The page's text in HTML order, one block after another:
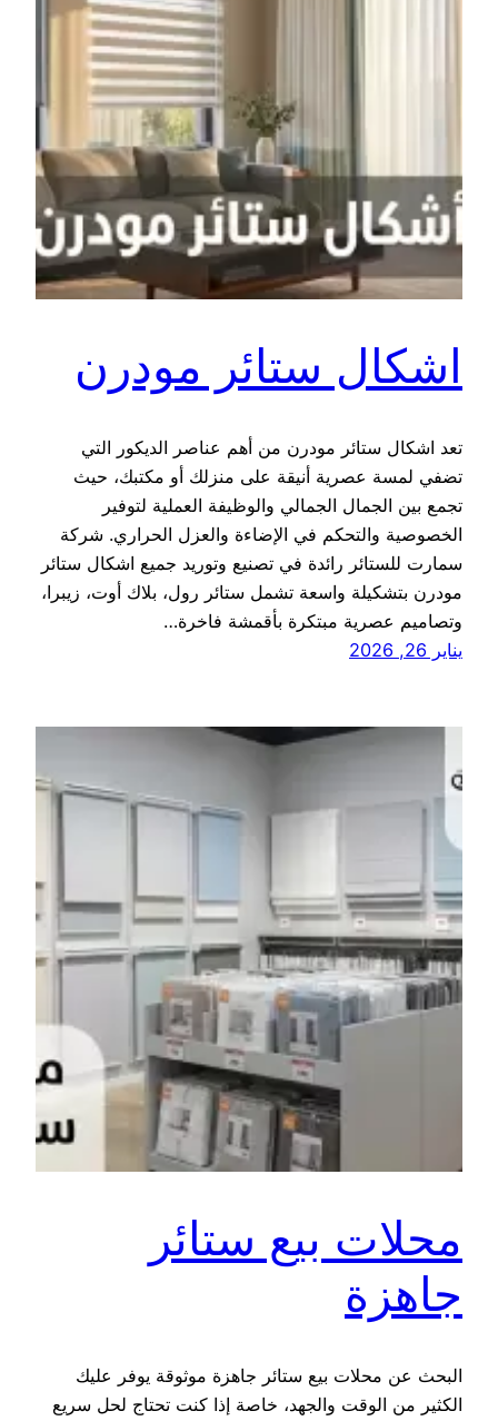
اشكال ستائر مودرن
تعد اشكال ستائر مودرن من أهم عناصر الديكور التي
تضفي لمسة عصرية أنيقة على منزلك أو مكتبك، حيث
تجمع بين الجمال الجمالي والوظيفة العملية لتوفير
الخصوصية والتحكم في الإضاءة والعزل الحراري. شركة
سمارت للستائر رائدة في تصنيع وتوريد جميع اشكال ستائر
مودرن بتشكيلة واسعة تشمل ستائر رول، بلاك أوت، زيبرا،
وتصاميم عصرية مبتكرة بأقمشة فاخرة…
يناير 26, 2026
محلات بيع ستائر
جاهزة
البحث عن محلات بيع ستائر جاهزة موثوقة يوفر عليك
الكثير من الوقت والجهد، خاصة إذا كنت تحتاج لحل سريع